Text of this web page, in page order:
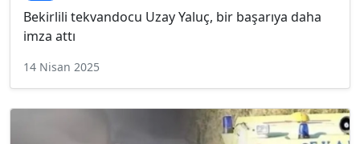
Bekirlili tekvandocu Uzay Yaluç, bir başarıya daha
imza attı
14 Nisan 2025